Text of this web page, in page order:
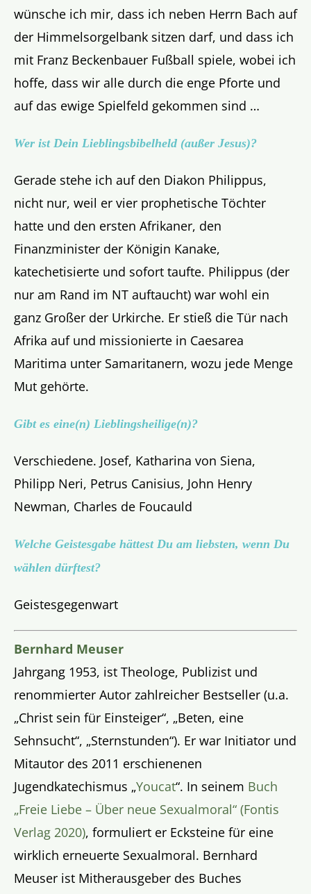
wünsche ich mir, dass ich neben Herrn Bach auf
der Himmelsorgelbank sitzen darf, und dass ich
mit Franz Beckenbauer Fußball spiele, wobei ich
hoffe, dass wir alle durch die enge Pforte und
auf das ewige Spielfeld gekommen sind …
Wer ist Dein Lieblingsbibelheld (außer Jesus)?
Gerade stehe ich auf den Diakon Philippus,
nicht nur, weil er vier prophetische Töchter
hatte und den ersten Afrikaner, den
Finanzminister der Königin Kanake,
katechetisierte und sofort taufte. Philippus (der
nur am Rand im NT auftaucht) war wohl ein
ganz Großer der Urkirche. Er stieß die Tür nach
Afrika auf und missionierte in Caesarea
Maritima unter Samaritanern, wozu jede Menge
Mut gehörte.
Gibt es eine(n) Lieblingsheilige(n)?
Verschiedene. Josef, Katharina von Siena,
Philipp Neri, Petrus Canisius, John Henry
Newman, Charles de Foucauld
Welche Geistesgabe hättest Du am liebsten, wenn Du
wählen dürftest?
Geistesgegenwart
Bernhard Meuser
Jahrgang 1953, ist Theologe, Publizist und
renommierter Autor zahlreicher Bestseller (u.a.
„Christ sein für Einsteiger“, „Beten, eine
Sehnsucht“, „Sternstunden“). Er war Initiator und
Mitautor des 2011 erschienenen
Jugendkatechismus „Youcat“. In seinem Buch
„Freie Liebe – Über neue Sexualmoral“ (Fontis
Verlag 2020), formuliert er Ecksteine für eine
wirklich erneuerte Sexualmoral. Bernhard
Meuser ist Mitherausgeber des Buches